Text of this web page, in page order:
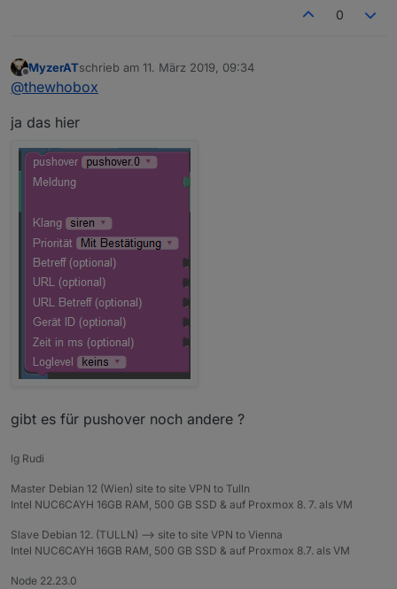
0
Offline
MyzerATschrieb am 11. März 2019, 09:34
zuletzt editiert von
@thewhobox
ja das hier
gibt es für pushover noch andere ?
lg Rudi
Master Debian 12 (Wien) site to site VPN to Tulln
Intel NUC6CAYH 16GB RAM, 500 GB SSD & auf Proxmox 8. 7. als VM
Slave Debian 12. (TULLN) --> site to site VPN to Vienna
Intel NUC6CAYH 16GB RAM, 500 GB SSD & auf Proxmox 8.7. als VM
Node 22.23.0